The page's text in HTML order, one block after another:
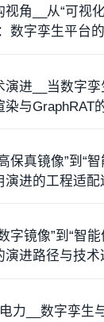
视角__从“可视
数字孪生平台
演进__当数字孪
染与GraphRAT
保真镜像”到“
演进的工程适配
字镜像”到“智
演进路径与技术
力__数字孪生